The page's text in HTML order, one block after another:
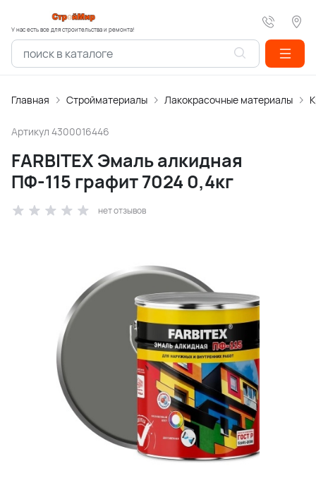
У нас есть все для строительства и ремонта!
Главная Стройматериалы Лакокрасочные материалы
Артикул 4300016446
FARBITEX Эмаль алкидная
ПФ-115 графит 7024 0,4кг
нет отзывов